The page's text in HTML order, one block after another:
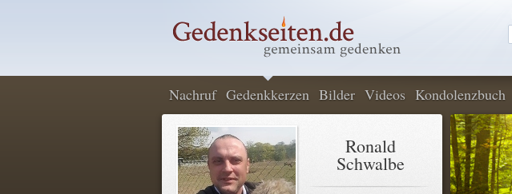
Nachruf Gedenkkerzen Bilder Videos Kondolenzbuch
Ronald
Schwalbe